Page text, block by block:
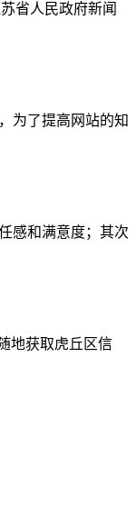
省人民政府新闻
为了提高网站的知
感和满意度；其次
地获取虎丘区信